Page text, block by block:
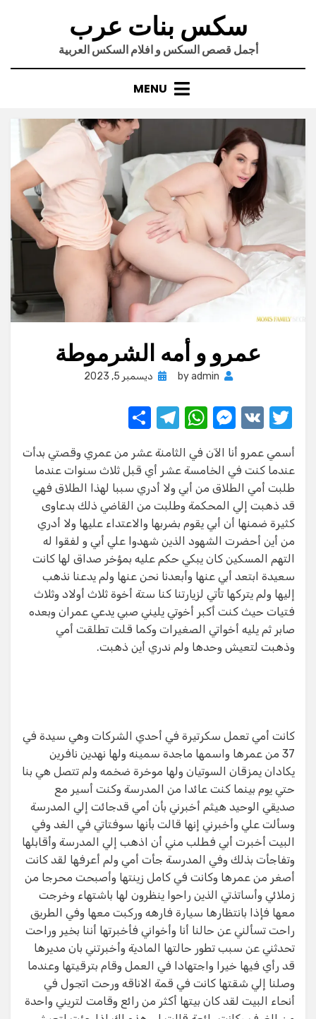
سكس بنات عرب
أجمل قصص السكس و افلام السكس العربية
MENU
عمرو و أمه الشرموطة
byadmin
Posted
ديسمبر 5, 2023
T
it
te
r
V
K
M
ss
e
n
g
er
W
at
s
A
p
p
T
e
gr
a
m
ar
e
أسمي عمرو أنا الآن في الثامنة عشر من عمري وقصتي بدأت
عندما كنت في الخامسة عشر أي قبل ثلاث سنوات عندما
طلبت أمي الطلاق من أبي ولا أدري سببا لهذا الطلاق فهي
قد ذهبت إلي المحكمة وطلبت من القاضي ذلك بدعاوى
كثيرة ضمنها أن أبي يقوم بضربها والاعتداء عليها ولا أدري
من أين أحضرت الشهود الذين شهدوا علي أبي و لفقوا له
التهم المسكين كان يبكي حكم عليه بمؤخر صداق لها كانت
سعيدة ابتعد أبي عنها وأبعدنا نحن عنها ولم يدعنا نذهب
إليها ولم يتركها تأتي لزيارتنا كنا ستة أخوة ثلاث أولاد وثلاث
فتيات حيث كنت أكبر أخوتي يليني صبي يدعي عمران وبعده
صابر ثم يليه أخواتي الصغيرات وكما قلت تطلقت أمي
وذهبت لتعيش وحدها ولم ندري أين ذهبت.
كانت أمي تعمل سكرتيرة في أحدي الشركات وهي سيدة في
37 من عمرها واسمها ماجدة سمينه ولها نهدين نافرين
يكادان يمزقان السوتيان ولها موخرة ضخمه ولم تتصل هي بنا
حتي يوم بينما كنت عائدا من المدرسة وكنت أسير مع
صديقي الوحيد هيثم أخبرني بأن أمي قدجائت إلي المدرسة
وسألت علي وأخبرني إنها قالت بأنها سوفتاتي في الغد وفي
البيت أخبرت أبي فطلب مني أن اذهب إلي المدرسة وأقابلها
وتفاجأت بذلك وفي المدرسة جأت أمي ولم أعرفها لقد كانت
أصغر من عمرها وكانت في كامل زينتها وأصبحت محرجا من
زملائي وأساتذتي الذين راحوا ينظرون لها باشتهاء وخرجت
معها فإذا بانتظارها سيارة فارهه وركبت معها وفي الطريق
راحت تسألني عن حالنا أنا وأخواني فأخبرتها أننا بخير وراحت
تحدثني عن سبب تطور حالتها المادية وأخبرتني بان مديرها
قد رأي فيها خيرا واجتهادا في العمل وقام بترقيتها وعندما
وصلنا إلي شقتها كانت في قمة الاناقه ورحت اتجول في
أنحاء البيت لقد كان بيتها أكثر من رائع وقامت لتريني واحدة